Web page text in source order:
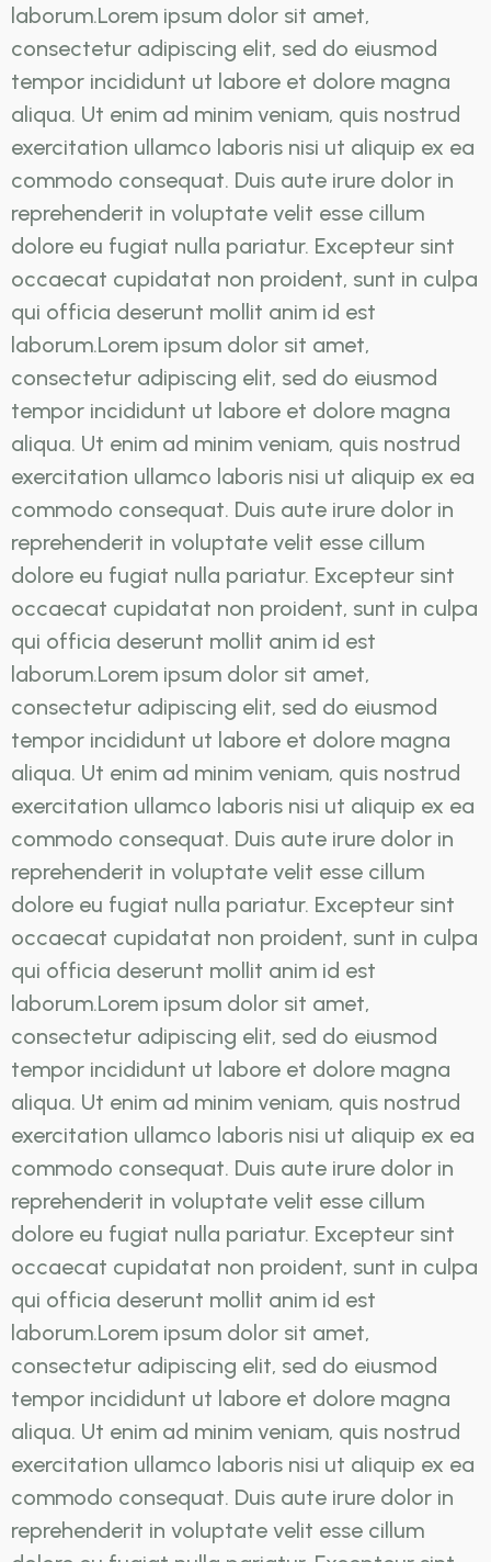
laborum.Lorem ipsum dolor sit amet,
consectetur adipiscing elit, sed do eiusmod
tempor incididunt ut labore et dolore magna
aliqua. Ut enim ad minim veniam, quis nostrud
exercitation ullamco laboris nisi ut aliquip ex ea
commodo consequat. Duis aute irure dolor in
reprehenderit in voluptate velit esse cillum
dolore eu fugiat nulla pariatur. Excepteur sint
occaecat cupidatat non proident, sunt in culpa
qui officia deserunt mollit anim id est
laborum.Lorem ipsum dolor sit amet,
consectetur adipiscing elit, sed do eiusmod
tempor incididunt ut labore et dolore magna
aliqua. Ut enim ad minim veniam, quis nostrud
exercitation ullamco laboris nisi ut aliquip ex ea
commodo consequat. Duis aute irure dolor in
reprehenderit in voluptate velit esse cillum
dolore eu fugiat nulla pariatur. Excepteur sint
occaecat cupidatat non proident, sunt in culpa
qui officia deserunt mollit anim id est
laborum.Lorem ipsum dolor sit amet,
consectetur adipiscing elit, sed do eiusmod
tempor incididunt ut labore et dolore magna
aliqua. Ut enim ad minim veniam, quis nostrud
exercitation ullamco laboris nisi ut aliquip ex ea
commodo consequat. Duis aute irure dolor in
reprehenderit in voluptate velit esse cillum
dolore eu fugiat nulla pariatur. Excepteur sint
occaecat cupidatat non proident, sunt in culpa
qui officia deserunt mollit anim id est
laborum.Lorem ipsum dolor sit amet,
consectetur adipiscing elit, sed do eiusmod
tempor incididunt ut labore et dolore magna
aliqua. Ut enim ad minim veniam, quis nostrud
exercitation ullamco laboris nisi ut aliquip ex ea
commodo consequat. Duis aute irure dolor in
reprehenderit in voluptate velit esse cillum
dolore eu fugiat nulla pariatur. Excepteur sint
occaecat cupidatat non proident, sunt in culpa
qui officia deserunt mollit anim id est
laborum.Lorem ipsum dolor sit amet,
consectetur adipiscing elit, sed do eiusmod
tempor incididunt ut labore et dolore magna
aliqua. Ut enim ad minim veniam, quis nostrud
exercitation ullamco laboris nisi ut aliquip ex ea
commodo consequat. Duis aute irure dolor in
reprehenderit in voluptate velit esse cillum